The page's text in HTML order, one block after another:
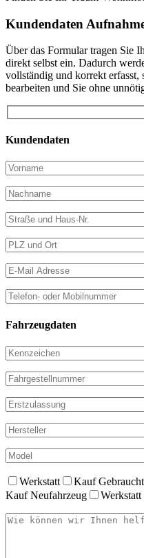
Kundendaten
Über das Formular tragen Sie
direkt selbst ein. Dadurch
vollständig und korrekt
bearbeiten und Sie ohne
Kundendaten
Fahrzeugdaten
Werkstatt Kauf
Kauf Neufahrzeug
Werkstatt